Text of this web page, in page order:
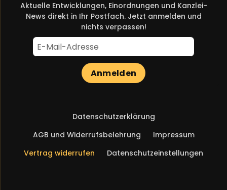
Aktuelle Entwicklungen, Einordnungen und Kanzlei-
News direkt in Ihr Postfach. Jetzt anmelden und
nichts verpassen!
Anmelden
Navigation
Datenschutzerklärung
AGB und Widerrufsbelehrung
Impressum
Vertrag widerrufen
Datenschutzeinstellungen